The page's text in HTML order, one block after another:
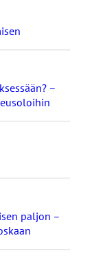
–
paljon –